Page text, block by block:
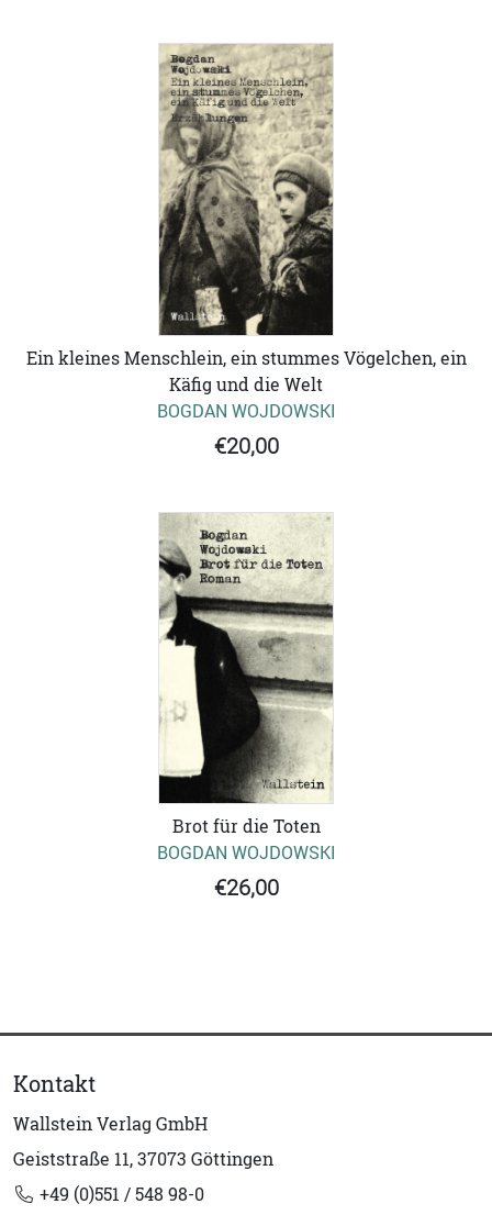
Ein kleines Menschlein, ein stummes Vögelchen, ein
Käfig und die Welt
BOGDAN WOJDOWSKI
€20,00
Brot für die Toten
BOGDAN WOJDOWSKI
€26,00
Kontakt
Wallstein Verlag GmbH
Geiststraße 11, 37073 Göttingen
+49 (0)551 / 548 98-0